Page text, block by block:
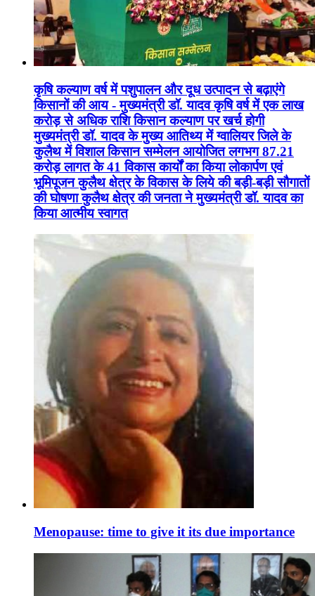
कृषि कल्याण वर्ष में पशुपालन और दूध उत्पादन से बढ़ाएंगे
किसानों की आय - मुख्यमंत्री डॉ. यादव कृषि वर्ष में एक लाख
करोड़ से अधिक राशि किसान कल्याण पर खर्च होगी
मुख्यमंत्री डॉ. यादव के मुख्य आतिथ्य में ग्वालियर जिले के
कुलैथ में विशाल किसान सम्मेलन आयोजित लगभग 87.21
करोड़ लागत के 41 विकास कार्यों का किया लोकार्पण एवं
भूमिपूजन कुलैथ क्षेत्र के विकास के लिये की बड़ी-बड़ी सौगातों
की घोषणा कुलैथ क्षेत्र की जनता ने मुख्यमंत्री डॉ. यादव का
किया आत्मीय स्वागत
Menopause: time to give it its due importance